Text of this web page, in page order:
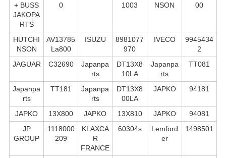
+ BUSS
JAKOPA
RTS
0
1003
NSON
00
HUTCHI
NSON
AV13785
La800
ISUZU
8981077
970
IVECO
9945434
2
JAGUAR
C32690
Japanpa
rts
DT13X8
10LA
Japanpa
rts
TT081
Japanpa
rts
TT181
Japanpa
rts
DT13X8
00LA
JAPKO 94181
JAPKO 13X800 JAPKO 13X810 JAPKO
94081
JP
GROUP
1118000
209
KLAXCA
R
FRANCE
60304s
Lemford
er
1498501